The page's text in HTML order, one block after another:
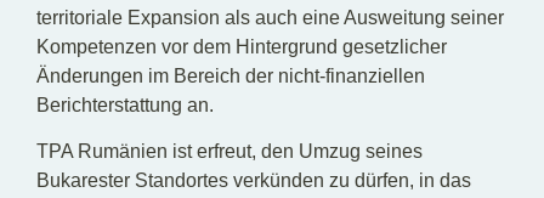
territoriale Expansion als auch eine Ausweitung seiner
Kompetenzen vor dem Hintergrund gesetzlicher
Änderungen im Bereich der nicht-finanziellen
Berichterstattung an.
TPA Rumänien ist erfreut, den Umzug seines
Bukarester Standortes verkünden zu dürfen, in das